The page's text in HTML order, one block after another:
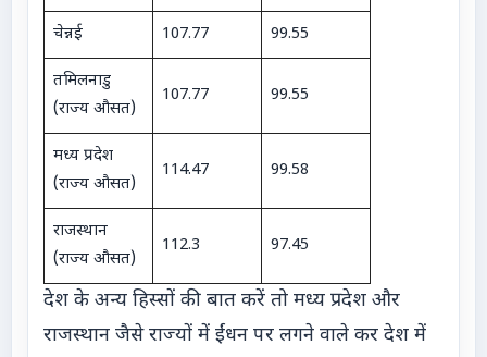
चेन्नई 107.77 99.55
तमिलनाडु
(राज्य औसत)
107.77 99.55
मध्य प्रदेश
(राज्य औसत)
114.47 99.58
राजस्थान
(राज्य औसत)
112.3 97.45
देश के अन्य हिस्सों की बात करें तो मध्य प्रदेश और
राजस्थान जैसे राज्यों में ईंधन पर लगने वाले कर देश में